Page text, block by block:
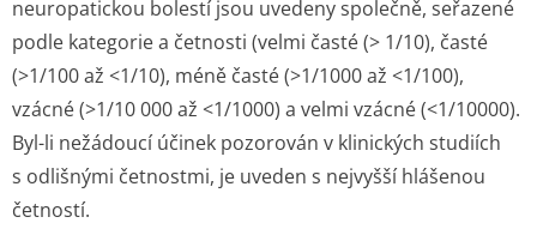
neuropatickou bolestí jsou uvedeny společně, seřazené
podle kategorie a četnosti (velmi časté (> 1/10), časté
(>1/100 až <1/10), méně časté (>1/1000 až <1/100),
vzácné (>1/10 000 až <1/1000) a velmi vzácné (<1/10000).
Byl-li nežádoucí účinek pozorován v klinických studiích
s odlišnými četnostmi, je uveden s nejvyšší hlášenou
četností.